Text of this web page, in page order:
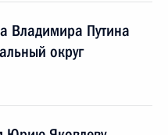
Владимира Путина
округ